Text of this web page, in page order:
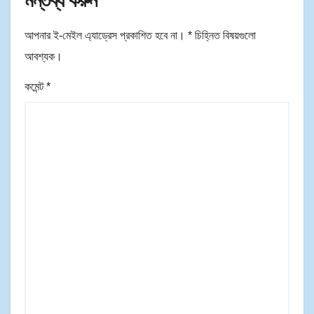
আপনার ই-মেইল এ্যাড্রেস প্রকাশিত হবে না। * চিহ্নিত বিষয়গুলো
আবশ্যক।
কমেন্ট*